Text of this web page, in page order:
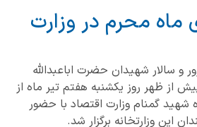
ماه محرم در وزارت
و سالار شهیدان حضرت اباعبدالله
از ظهر روز یکشنبه هفتم تیر ماه از
شهید گمنام وزارت اقتصاد با حضور
این وزارتخانه برگزار شد.